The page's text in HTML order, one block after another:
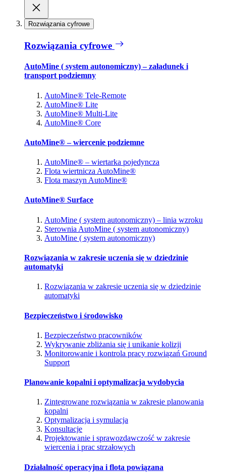
Rozwiązania cyfrowe
Rozwiązania cyfrowe
AutoMine ( system autonomiczny) – załadunek i
transport podziemny
AutoMine® Tele-Remote
AutoMine® Lite
AutoMine® Multi-Lite
AutoMine® Core
AutoMine® – wiercenie podziemne
AutoMine® – wiertarka pojedyncza
Flota wiertnicza AutoMine®
Flota maszyn AutoMine®
AutoMine® Surface
AutoMine ( system autonomiczny) – linia wzroku
Sterownia AutoMine ( system autonomiczny)
AutoMine ( system autonomiczny)
Rozwiązania w zakresie uczenia się w dziedzinie
automatyki
Rozwiązania w zakresie uczenia się w dziedzinie
automatyki
Bezpieczeństwo i środowisko
Bezpieczeństwo pracowników
Wykrywanie zbliżania się i unikanie kolizji
Monitorowanie i kontrola pracy rozwiązań Ground
Support
Planowanie kopalni i optymalizacja wydobycia
Zintegrowane rozwiązania w zakresie planowania
kopalni
Optymalizacja i symulacja
Konsultacje
Projektowanie i sprawozdawczość w zakresie
wiercenia i prac strzałowych
Działalność operacyjna i flota powiązana